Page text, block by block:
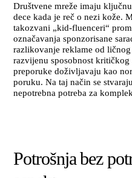
Društvene mreže imaju
dece kada je reč o nezi kože.
takozvani „kid-fluenceri“
označavanja sponzorisane
razlikovanje reklame od
razvijenu sposobnost kritičkog
preporuke doživljavaju kao
poruku. Na taj način se
nepotrebna potreba za
Potrošnja bez